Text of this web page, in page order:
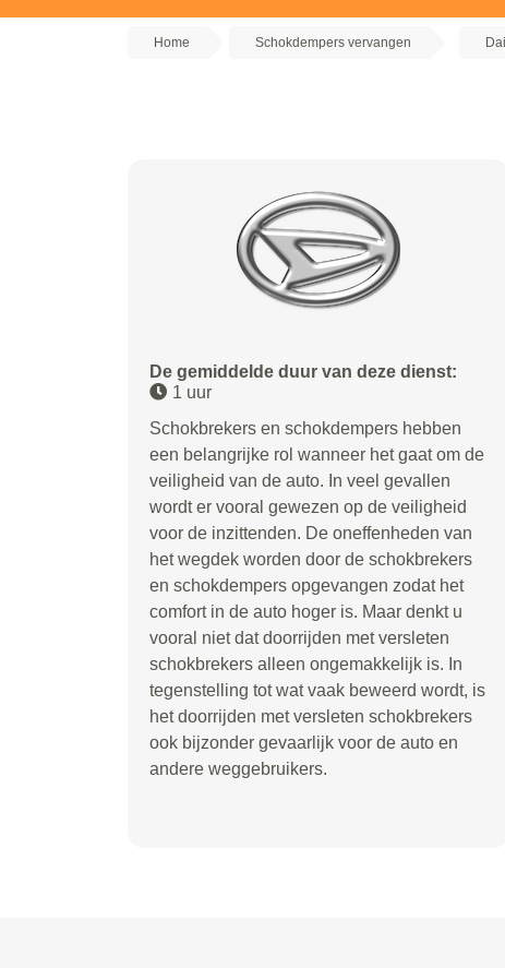
Home Schokdempers vervangen
De gemiddelde duur van deze dienst:
1 uur
Schokbrekers en schokdempers hebben
een belangrijke rol wanneer het gaat om de
veiligheid van de auto. In veel gevallen
wordt er vooral gewezen op de veiligheid
voor de inzittenden. De oneffenheden van
het wegdek worden door de schokbrekers
en schokdempers opgevangen zodat het
comfort in de auto hoger is. Maar denkt u
vooral niet dat doorrijden met versleten
schokbrekers alleen ongemakkelijk is. In
tegenstelling tot wat vaak beweerd wordt, is
het doorrijden met versleten schokbrekers
ook bijzonder gevaarlijk voor de auto en
andere weggebruikers.